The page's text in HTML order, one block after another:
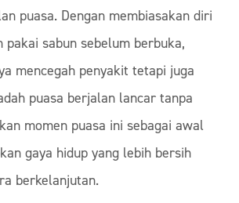
puasa. Dengan membiasakan diri
pakai sabun sebelum berbuka,
mencegah penyakit tetapi juga
puasa berjalan lancar tanpa
momen puasa ini sebagai awal
gaya hidup yang lebih bersih
berkelanjutan.